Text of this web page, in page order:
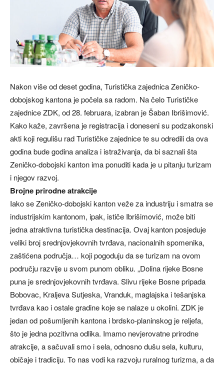
Nakon više od deset godina, Turistička zajednica Zeničko-
dobojskog kantona je počela sa radom. Na čelo Turističke
zajednice ZDK, od 28. februara, izabran je Šaban Ibrišimović.
Kako kaže, završena je registracija i doneseni su podzakonski
akti koji regulišu rad Turističke zajednice te su odredili da ova
godina bude godina analiza i istraživanja, da bi saznali šta
Zeničko-dobojski kanton ima ponuditi kada je u pitanju turizam
i njegov razvoj.
Brojne prirodne atrakcije
Iako se Zeničko-dobojski kanton veže za industriju i smatra se
industrijskim kantonom, ipak, ističe Ibrišimović, može biti
jedna atraktivna turistička destinacija. Ovaj kanton posjeduje
veliki broj srednjovjekovnih tvrđava, nacionalnih spomenika,
zaštićena područja… koji pogoduju da se turizam na ovom
području razvije u svom punom obliku. „Dolina rijeke Bosne
puna je srednjovjekovnih tvrđava. Slivu rijeke Bosne pripada
Bobovac, Kraljeva Sutjeska, Vranduk, maglajska i tešanjska
tvrđava kao i ostale gradine koje se nalaze u okolini. ZDK je
jedan od pošumljenih kantona i brdsko-planinskog je reljefa,
što je jedna pozitivna odlika. Imamo nevjerovatne prirodne
atrakcije, a sačuvali smo i sela, odnosno dušu sela, kulturu,
običaje i tradiciju. To nas vodi ka razvoju ruralnog turizma, a da